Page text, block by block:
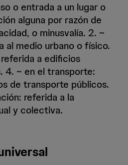
o entrada a un lugar o
alguna por razón de
o minusvalía. 2. ~
al medio urbano o físico.
a edificios
4. ~ en el transporte:
de transporte públicos.
referida a la
y colectiva.